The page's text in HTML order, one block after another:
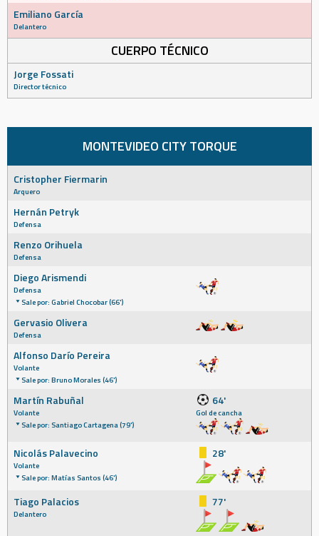
Emiliano García
Delantero
CUERPO TÉCNICO
Jorge Fossati
Director técnico
MONTEVIDEO CITY TORQUE
Cristopher Fiermarin
Arquero
Hernán Petryk
Defensa
Renzo Orihuela
Defensa
Diego Arismendi
Defensa
Sale por: Gabriel Chocobar (66')
Gervasio Olivera
Defensa
Alfonso Darío Pereira
Volante
Sale por: Bruno Morales (46')
Martín Rabuñal
Volante
Sale por: Santiago Cartagena (79')
64'
Gol de cancha
Nicolás Palavecino
Volante
Sale por: Matías Santos (46')
28'
Tiago Palacios
Delantero
77'